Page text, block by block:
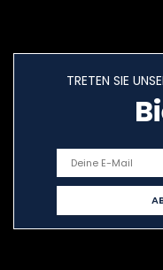
TRETEN SIE